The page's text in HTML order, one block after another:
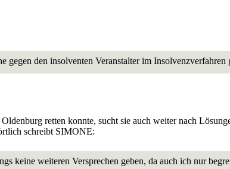
den insolventen Veranstalter im Insolvenzverfahren
retten konnte, sucht sie auch weiter nach
schreibt SIMONE:
keine weiteren Versprechen geben, da auch ich nur